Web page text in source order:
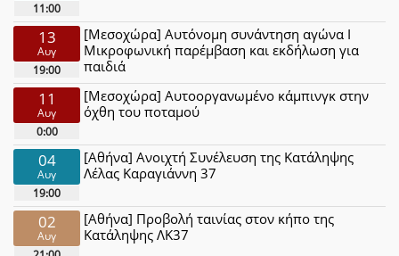
11:00
13
Αυγ
19:00
[Μεσοχώρα] Αυτόνομη συνάντηση αγώνα Ι
Μικροφωνική παρέμβαση και εκδήλωση για
παιδιά
11
Αυγ
0:00
[Μεσοχώρα] Αυτοοργανωμένο κάμπινγκ στην
όχθη του ποταμού
04
Αυγ
19:00
[Αθήνα] Ανοιχτή Συνέλευση της Κατάληψης
Λέλας Καραγιάννη 37
02
Αυγ
[Αθήνα] Προβολή ταινίας στον κήπο της
Κατάληψης ΛΚ37